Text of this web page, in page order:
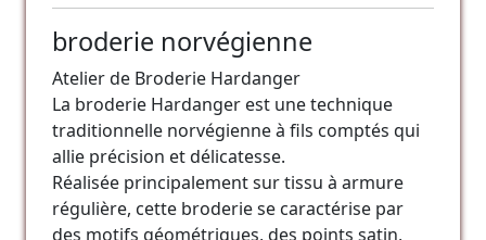
broderie norvégienne
Atelier de Broderie Hardanger
La broderie Hardanger est une technique
traditionnelle norvégienne à fils comptés qui
allie précision et délicatesse.
Réalisée principalement sur tissu à armure
régulière, cette broderie se caractérise par
des motifs géométriques, des points satin,